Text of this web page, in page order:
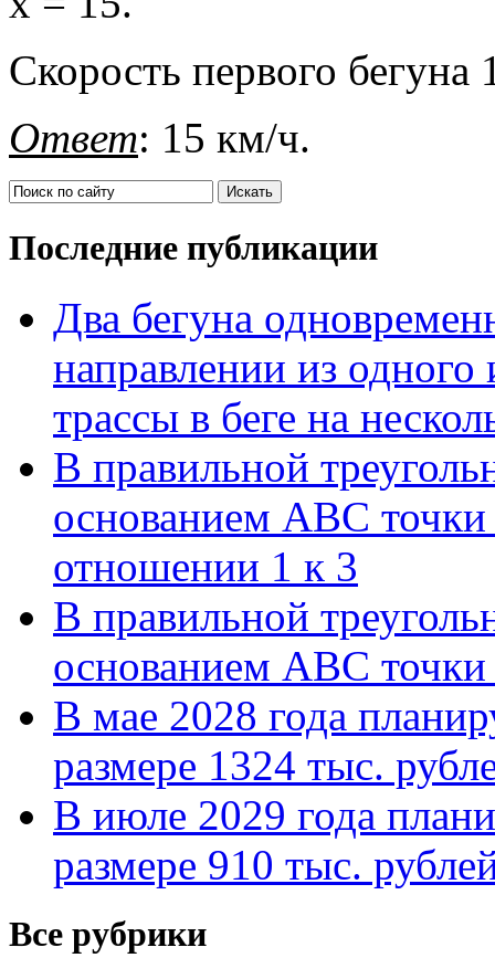
Скорость первого бегуна
Ответ: 15 км/ч.
Последние публикации
Два бегуна
направлении из одного
трассы в беге на
В правильной
основанием АВС точки
отношении 1 к 3
В правильной
основанием АВС
В мае 2028 года
размере 1324 тыс.
В июле 2029 года
размере 910 тыс.
Все рубрики